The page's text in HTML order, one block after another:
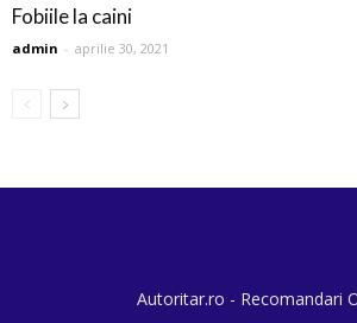
Fobiile la caini
admin - aprilie 30, 2021
Autoritar.ro - Recomandari